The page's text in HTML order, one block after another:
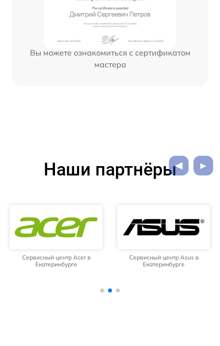
Вы можете ознакомиться с сертификатом
мастера
Наши партнёры
Сервисный центр Acer в
Екатеринбурге
Сервисный центр Asus в
Екатеринбурге